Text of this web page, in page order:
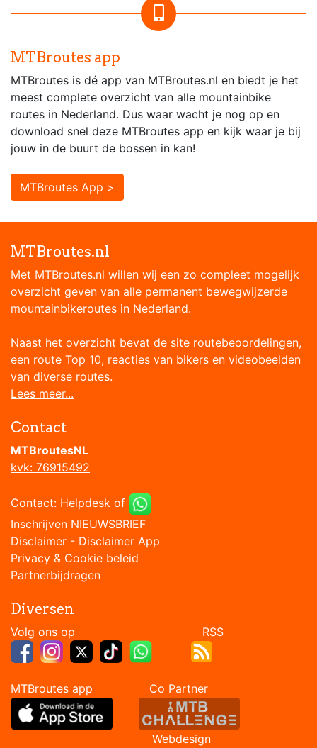
MTBroutes app
MTBroutes is dé app van MTBroutes.nl en biedt je het
meest complete overzicht van alle mountainbike
routes in Nederland. Dus waar wacht je nog op en
download snel deze MTBroutes app en kijk waar je bij
jouw in de buurt de bossen in kan!
MTBroutes App >
MTBroutes.nl
Met MTBroutes.nl willen wij een zo compleet mogelijk
overzicht geven van alle permanent bewegwijzerde
mountainbikeroutes in Nederland.
Naast het overzicht bevat de site routebeoordelingen,
een route Top 10, reacties van bikers en videobeelden
van diverse routes.
Lees meer...
Contact
MTBroutesNL
kvk: 76915492
Contact: Helpdesk of
Inschrijven NIEUWSBRIEF
Disclaimer - Disclaimer App
Privacy & Cookie beleid
Partnerbijdragen
Diversen
Volg ons op RSS
MTBroutes app Co Partner
Webdesign